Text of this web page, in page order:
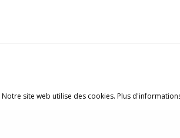
Notre site web utilise des cookies. Plus